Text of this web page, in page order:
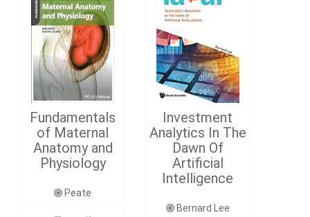
Fundamentals
of Maternal
Anatomy and
Physiology
Peate
Investment
Analytics In The
Dawn Of
Artificial
Intelligence
Bernard Lee